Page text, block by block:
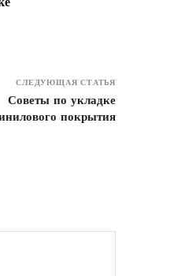
СЛЕДУЮЩАЯ СТАТЬЯ
Советы по укладке
покрытия